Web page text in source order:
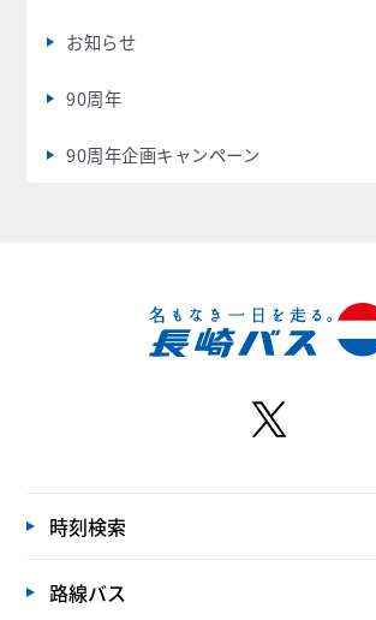
お知らせ
90周年
90周年企画キャンペーン
時刻検索
路線バス